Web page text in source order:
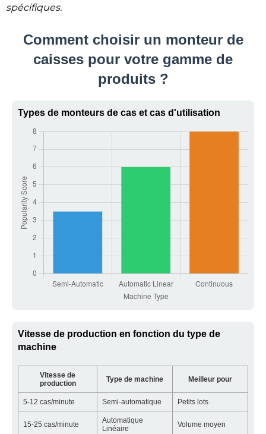
spécifiques.
Comment choisir un monteur de
caisses pour votre gamme de
produits ?
Types de monteurs de cas et cas d'utilisation
Vitesse de production en fonction du type de
machine
Vitesse de
production
Type de machine Meilleur pour
5-12 cas/minute Semi-automatique Petits lots
15-25 cas/minute
Automatique
Linéaire
Volume moyen